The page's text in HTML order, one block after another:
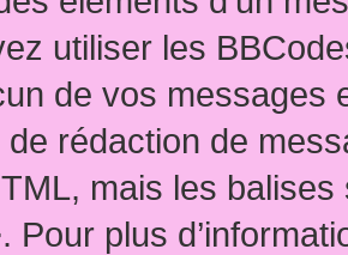
utiliser les
de vos messages
rédaction de
mais les
Pour plus